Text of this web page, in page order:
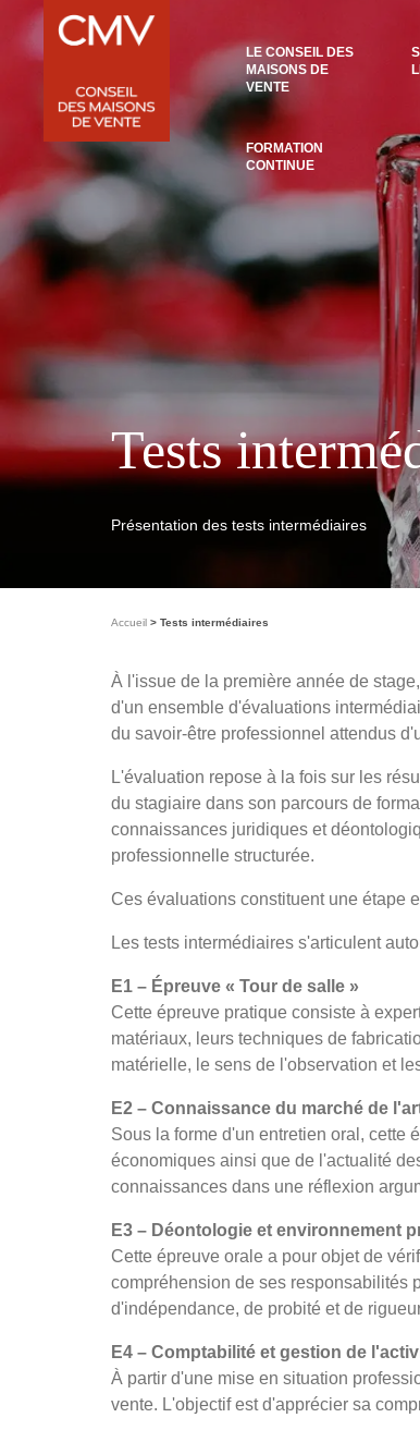
LE CONSEIL DES
MAISONS DE
VENTE
FORMATION
CONTINUE
Tests
Présentation des tests intermédiaires
Accueil Tests intermédiaires
À l'issue de la première année de
d'un ensemble d'évaluations
du savoir-être professionnel attendus
L'évaluation repose à la fois sur les
du stagiaire dans son parcours de
connaissances juridiques et
professionnelle structurée.
Ces évaluations constituent une étape
Les tests intermédiaires s'articulent
E1 – Épreuve « Tour de salle »
Cette épreuve pratique consiste à
matériaux, leurs techniques de
matérielle, le sens de l'observation et
E2 – Connaissance du marché de
Sous la forme d'un entretien oral, cette
économiques ainsi que de l'actualité
connaissances dans une réflexion
E3 – Déontologie et environnement
Cette épreuve orale a pour objet de
compréhension de ses responsabilités
d'indépendance, de probité et de
E4 – Comptabilité et gestion de
À partir d'une mise en situation
vente. L'objectif est d'apprécier sa
Panneau de gestion des cookies